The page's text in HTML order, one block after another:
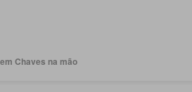
Chaves na mão